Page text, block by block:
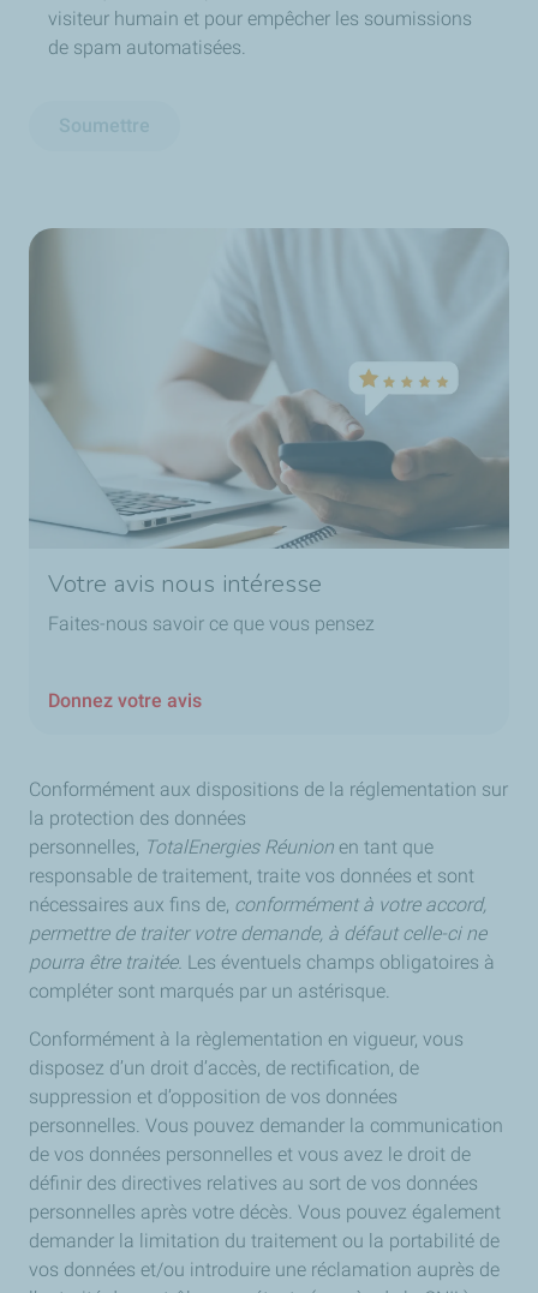
visiteur humain et pour empêcher les soumissions
de spam automatisées.
Soumettre
Votre avis nous intéresse
Faites-nous savoir ce que vous pensez
Donnez votre avis
Conformément aux dispositions de la réglementation sur
la protection des données
personnelles, TotalEnergies Réunion en tant que
responsable de traitement, traite vos données et sont
nécessaires aux fins de, conformément à votre accord,
permettre de traiter votre demande, à défaut celle-ci ne
pourra être traitée. Les éventuels champs obligatoires à
compléter sont marqués par un astérisque.
Conformément à la règlementation en vigueur, vous
disposez d’un droit d’accès, de rectification, de
suppression et d’opposition de vos données
personnelles. Vous pouvez demander la communication
de vos données personnelles et vous avez le droit de
définir des directives relatives au sort de vos données
personnelles après votre décès. Vous pouvez également
demander la limitation du traitement ou la portabilité de
vos données et/ou introduire une réclamation auprès de